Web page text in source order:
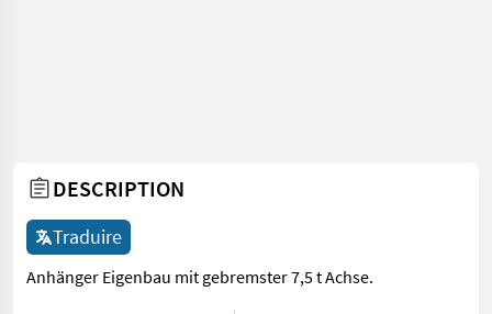
DESCRIPTION
Traduire
Anhänger Eigenbau mit gebremster 7,5 t Achse.